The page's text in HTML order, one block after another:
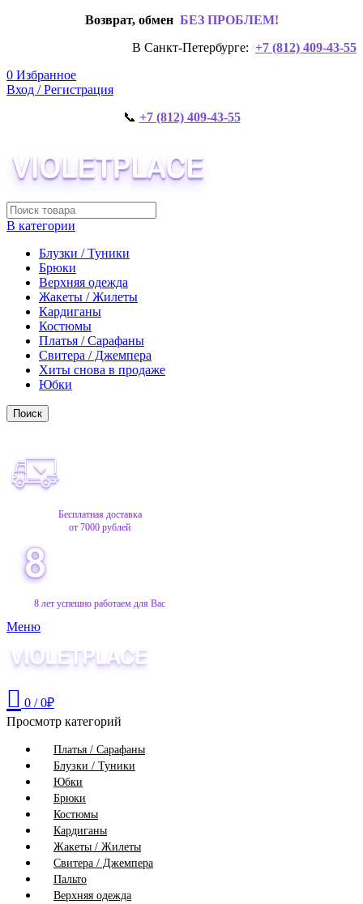
Возврат, обмен БЕЗ ПРОБЛЕМ!
В Санкт-Петербурге: +7 (812) 409-43-55
0 Избранное
Вход / Регистрация
📞 +7 (812) 409-43-55
В категории
Блузки / Туники
Брюки
Верхняя одежда
Жакеты / Жилеты
Кардиганы
Костюмы
Платья / Сарафаны
Свитера / Джемпера
Хиты снова в продаже
Юбки
Поиск
Бесплатная доставка
от 7000 рублей
8 лет успешно работаем для Вас
Меню
0 / 0₽
Просмотр категорий
Платья / Сарафаны
Блузки / Туники
Юбки
Брюки
Костюмы
Кардиганы
Жакеты / Жилеты
Свитера / Джемпера
Пальто
Верхняя одежда